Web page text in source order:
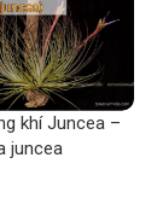
khí Juncea –
juncea